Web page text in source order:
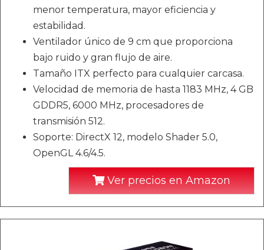
menor temperatura, mayor eficiencia y
estabilidad.
Ventilador único de 9 cm que proporciona
bajo ruido y gran flujo de aire.
Tamaño ITX perfecto para cualquier carcasa.
Velocidad de memoria de hasta 1183 MHz, 4 GB
GDDR5, 6000 MHz, procesadores de
transmisión 512.
Soporte: DirectX 12, modelo Shader 5.0,
OpenGL 4.6/4.5.
Ver precios en Amazon